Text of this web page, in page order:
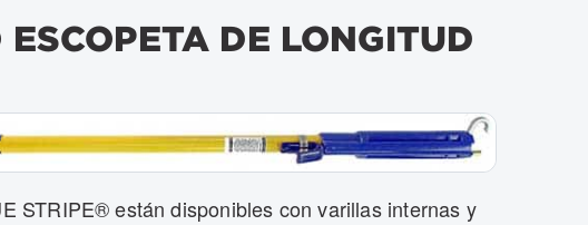
DE LONGITUD
STRIPE® están disponibles con varillas internas y